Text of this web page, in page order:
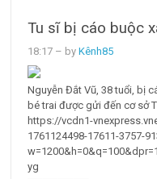
Tu sĩ bị cáo buộc
18:17 – byKênh85
Nguyễn Đắt Vũ, 38 tuổi, bị
bé trai được gửi đến cơ sở
https://vcdn1-
1761124498-17611-3757-
yg